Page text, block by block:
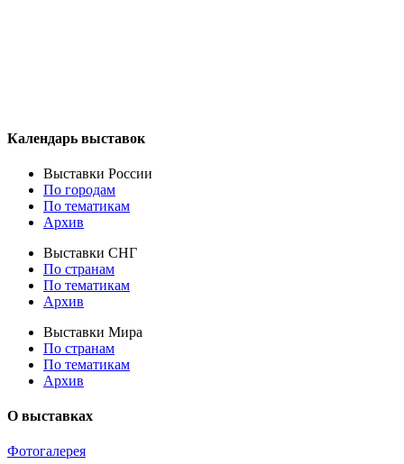
Календарь выставок
Выставки России
По городам
По тематикам
Архив
Выставки СНГ
По странам
По тематикам
Архив
Выставки Мира
По странам
По тематикам
Архив
О выставках
Фотогалерея